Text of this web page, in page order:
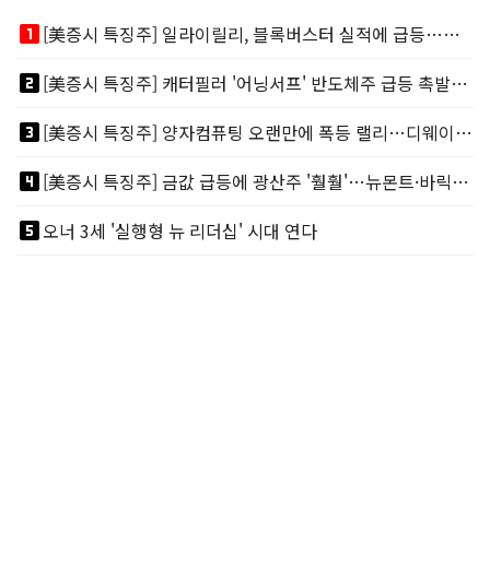
looks_one
[美증시 특징주] 일라이릴리, 블록버스터 실적에 급등…마운자로 매출 폭발
looks_two
[美증시 특징주] 캐터필러 '어닝서프' 반도체주 급등 촉발…"AI 데이터센터 건설 강력"
looks_3
[美증시 특징주] 양자컴퓨팅 오랜만에 폭등 랠리…디웨이브·아이온큐 주도
looks_4
[美증시 특징주] 금값 급등에 광산주 '훨훨'…뉴몬트·바릭마이닝 주도
looks_5오너 3세 '실행형 뉴 리더십' 시대 연다